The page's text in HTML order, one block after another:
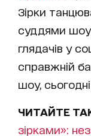
Зірки
суддями шоу
глядачів у
справжній
шоу,
ЧИТАЙТЕ
зірками»: